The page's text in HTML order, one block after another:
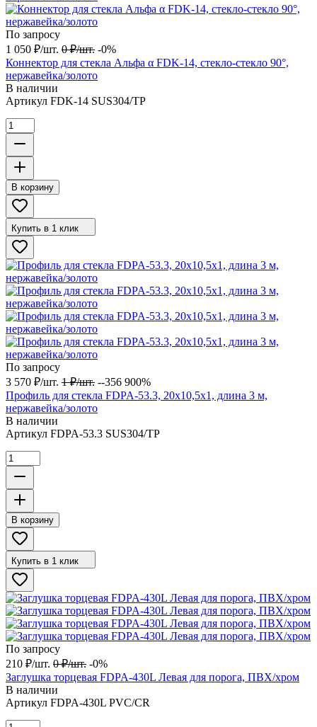
По запросу
1 050 ₽/шт. 0 ₽/шт. -0%
Коннектор для стекла Альфа α FDK-14, стекло-стекло 90°,
нержавейка/золото
В наличии
Артикул FDK-14 SUS304/TP
В корзину
Купить в 1 клик
По запросу
3 570 ₽/шт. 1 ₽/шт. --356 900%
Профиль для стекла FDPA-53.3, 20х10,5x1, длина 3 м,
нержавейка/золото
В наличии
Артикул FDPA-53.3 SUS304/TP
В корзину
Купить в 1 клик
По запросу
210 ₽/шт. 0 ₽/шт. -0%
Заглушка торцевая FDPA-430L Левая для порога, ПВХ/хром
В наличии
Артикул FDPA-430L PVC/CR